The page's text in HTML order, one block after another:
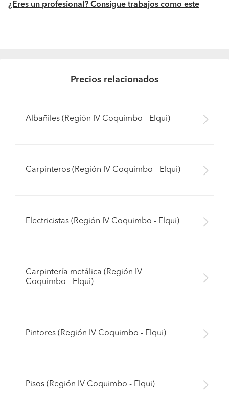
¿Eres un profesional? Consigue trabajos como este
Precios relacionados
Albañiles (Región IV Coquimbo - Elqui)
Carpinteros (Región IV Coquimbo - Elqui)
Electricistas (Región IV Coquimbo - Elqui)
Carpintería metálica (Región IV
Coquimbo - Elqui)
Pintores (Región IV Coquimbo - Elqui)
Pisos (Región IV Coquimbo - Elqui)